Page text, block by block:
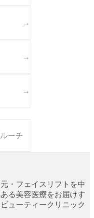
→
→
→
ーチ
・フェイスリフトを中
る美容医療をお届けす
ューティークリニック